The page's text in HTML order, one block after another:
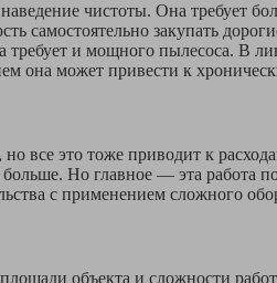
чистоты. Она требует
самостоятельно закупать
и мощного пылесоса. В
она может привести к
все это тоже приводит к
больше. Но главное — эта
с применением сложного
объекта и сложности